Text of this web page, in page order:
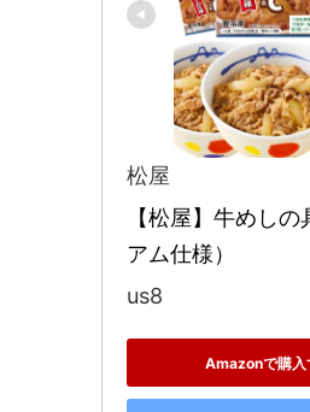
松屋
【松屋】牛めしの
アム仕様）
us8
Amazonで購入